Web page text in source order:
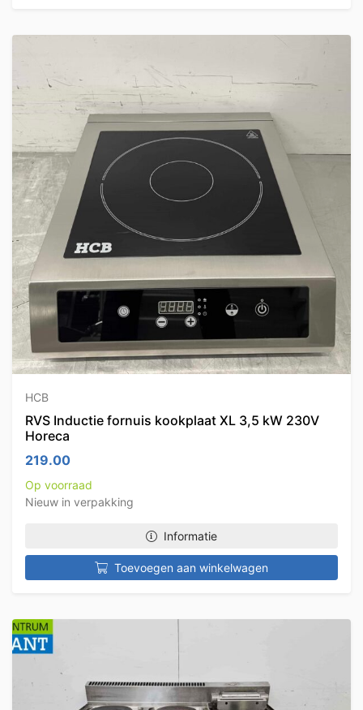
HCB
RVS Inductie fornuis kookplaat XL 3,5 kW 230V
Horeca
219.00
Op voorraad
Nieuw in verpakking
Informatie
Toevoegen aan winkelwagen